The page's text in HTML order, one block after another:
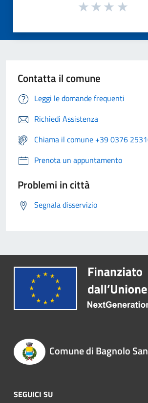
Contatta il comune
Leggi le domande frequenti
Richiedi Assistenza
Chiama il comune +39 0376
Prenota un appuntamento
Problemi in città
Segnala disservizio
Comune di Bagnolo
SEGUICI SU